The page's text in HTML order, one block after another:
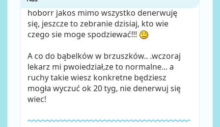
hoborr jakos mimo wszystko denerwuję
się, jeszcze to zebranie dzisiaj, kto wie
czego sie moge spodziewać!!!
A co do bąbelków w brzuszków.. .wczoraj
lekarz mi pwoiedział,ze to normalne... a
ruchy takie wiesz konkretne będziesz
mogła wyczuć ok 20 tyg, nie denerwuj się
wiec!